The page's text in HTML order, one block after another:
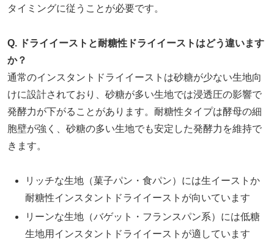
タイミングに従うことが必要です。
Q. ドライイーストと耐糖性ドライイーストはどう違います
か？
通常のインスタントドライイーストは砂糖が少ない生地向
けに設計されており、砂糖が多い生地では浸透圧の影響で
発酵力が下がることがあります。耐糖性タイプは酵母の細
胞壁が強く、砂糖の多い生地でも安定した発酵力を維持で
きます。
リッチな生地（菓子パン・食パン）には生イーストか
耐糖性インスタントドライイーストが向いています
リーンな生地（バゲット・フランスパン系）には低糖
生地用インスタントドライイーストが適しています